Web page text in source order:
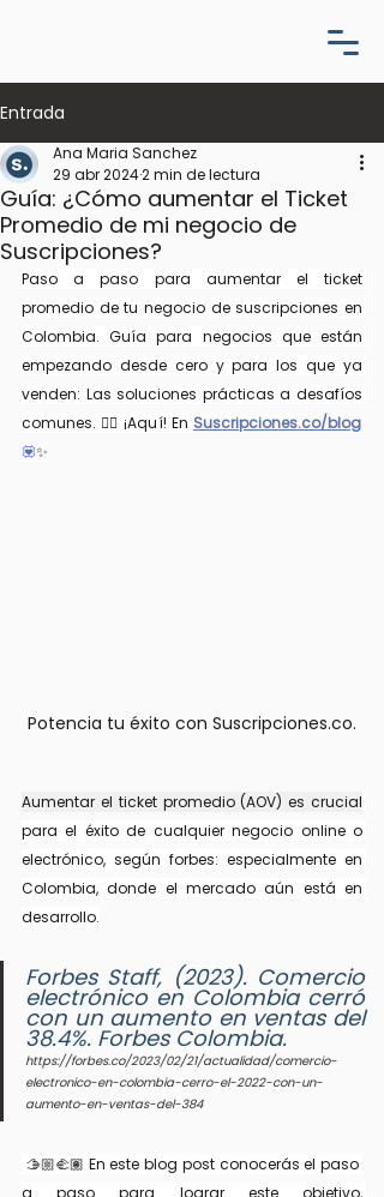
Entrada
Guía: ¿Cómo aumentar el Ticket
Promedio de mi negocio de
Suscripciones?
Ana Maria Sanchez
29 abr 20242 min de lectura
Paso a paso para aumentar el ticket
promedio de tu negocio de suscripciones en
Colombia. Guía para negocios que están
empezando desde cero y para los que ya
venden: Las soluciones prácticas a desafíos
comunes. 👉🏻 ¡Aquí! En Suscripciones.co/blog
💟✨
Potencia tu éxito con Suscripciones.co.
Aumentar el ticket promedio (AOV) es crucial
para el éxito de cualquier negocio online o
electrónico, según forbes: especialmente en
Colombia, donde el mercado aún está en
desarrollo.
Forbes Staff, (2023). Comercio
electrónico en Colombia cerró
con un aumento en ventas del
38.4%. Forbes Colombia.
https://forbes.co/2023/02/21/actualidad/comercio-
electronico-en-colombia-cerro-el-2022-con-un-
aumento-en-ventas-del-384
a paso para lograr este objetivo,